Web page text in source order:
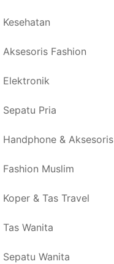
Kesehatan
Aksesoris Fashion
Elektronik
Sepatu Pria
Handphone & Aksesoris
Fashion Muslim
Koper & Tas Travel
Tas Wanita
Sepatu Wanita